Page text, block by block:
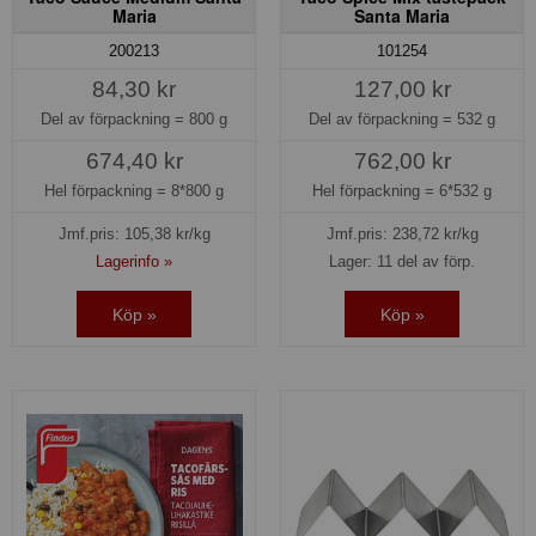
Maria
200213
84,30 kr
Del av förpackning = 800 g
674,40 kr
Hel förpackning = 8*800 g
Jmf.pris: 105,38kr/kg
Lagerinfo »
Köp »
Santa Maria
101254
127,00 kr
Del av förpackning = 532 g
762,00 kr
Hel förpackning = 6*532 g
Jmf.pris: 238,72kr/kg
Lager: 11 del av förp.
Köp »